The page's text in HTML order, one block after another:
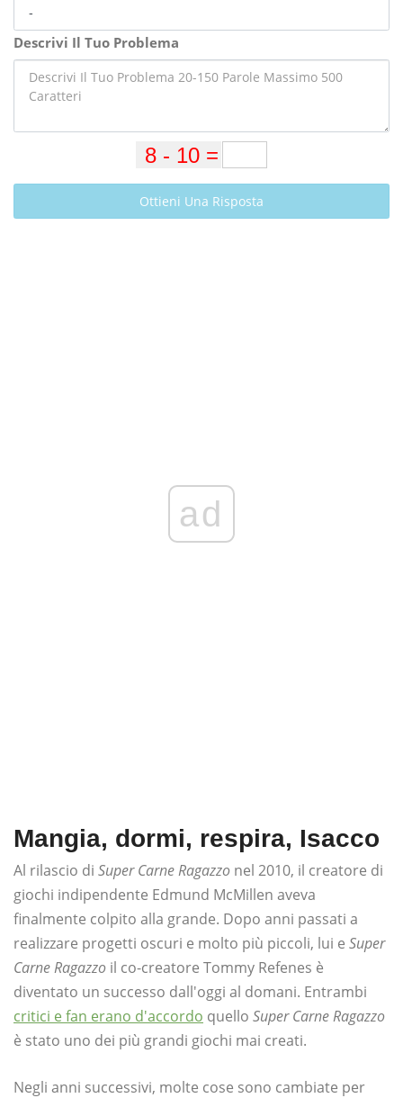
Descrivi Il Tuo Problema
Ottieni Una Risposta
ad
Mangia, dormi, respira, Isacco
Al rilascio di Super Carne Ragazzo nel 2010, il creatore di
giochi indipendente Edmund McMillen aveva
finalmente colpito alla grande. Dopo anni passati a
realizzare progetti oscuri e molto più piccoli, lui e Super
Carne Ragazzo il co-creatore Tommy Refenes è
diventato un successo dall'oggi al domani. Entrambi
critici e fan erano d'accordo quello Super Carne Ragazzo
è stato uno dei più grandi giochi mai creati.
Negli anni successivi, molte cose sono cambiate per